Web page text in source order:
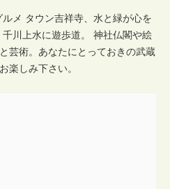
メ タウン吉祥寺、水と緑が心を
川上水に遊歩道。 神社仏閣や絵
芸術。あなたにとっておきの武蔵
楽しみ下さい。